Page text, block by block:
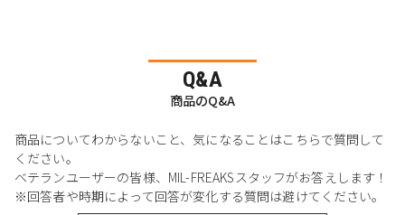
Q&A
商品のQ&A
商品についてわからないこと、気になることはこちらで質問して
ください。
ベテランユーザーの皆様、MIL-FREAKSスタッフがお答えします！
※回答者や時期によって回答が変化する質問は避けてください。